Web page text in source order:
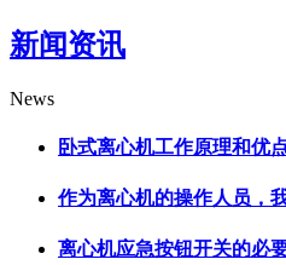
新闻资讯
News
卧式离心机工作原理和优
作为离心机的操作人员，
离心机应急按钮开关的必